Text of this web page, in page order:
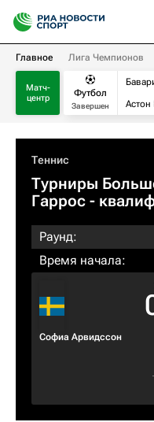
Главное Лига Чемпионов
Матч-
центр
Футбол
Завершен
Астон
Теннис
Турниры
Гаррос -
Раунд:
Время начала:
Софиа Арвидссон